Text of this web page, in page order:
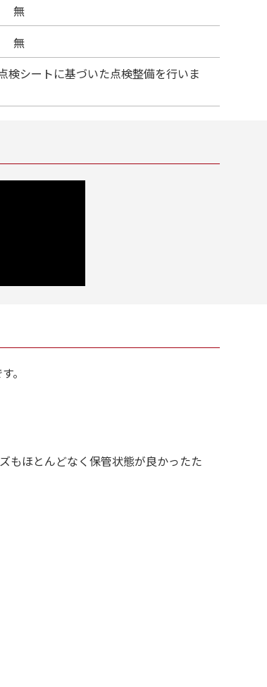
無
無
検シートに基づいた点検整備を行いま
。
もほとんどなく保管状態が良かったた